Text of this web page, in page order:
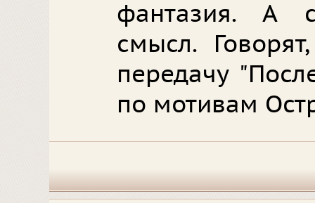
фантазия. А
смысл.
передачу
по мотивам